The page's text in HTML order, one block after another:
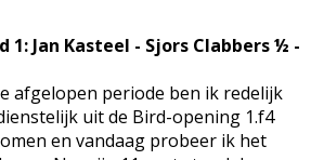
1: Jan Kasteel - Sjors Clabbers ½ -
afgelopen periode ben ik redelijk
uit de Bird-opening 1.f4
en vandaag probeer ik het